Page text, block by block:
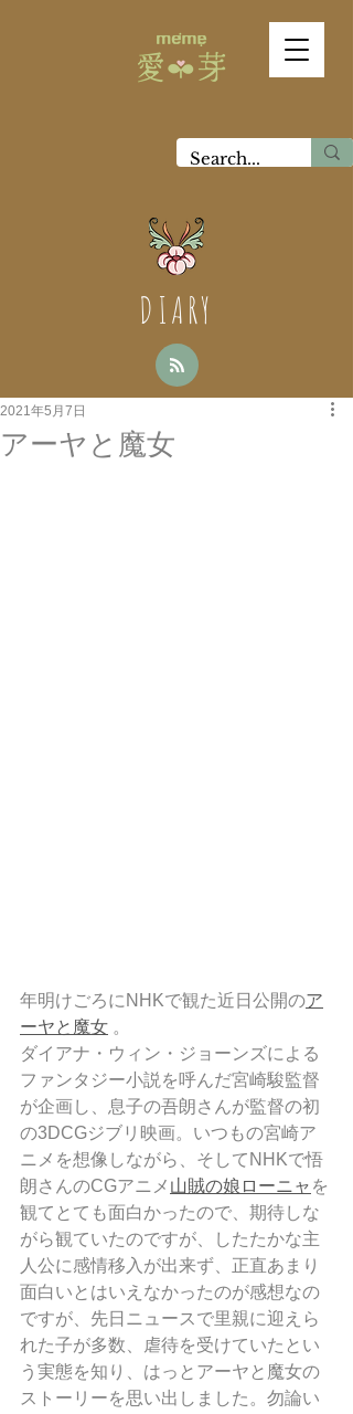
DIARY
アーヤと魔女
2021年5月7日
年明けごろにNHKで観た近日公開のア
ーヤと魔女 。
ダイアナ・ウィン・ジョーンズによる
ファンタジー小説を呼んだ宮崎駿監督
が企画し、息子の吾朗さんが監督の初
の3DCGジブリ映画。いつもの宮崎ア
ニメを想像しながら、そしてNHKで悟
朗さんのCGアニメ 山賊の娘ローニャ を
観てとても面白かったので、期待しな
がら観ていたのですが、したたかな主
人公に感情移入が出来ず、正直あまり
面白いとはいえなかったのが感想なの
ですが、先日ニュースで里親に迎えら
れた子が多数、虐待を受けていたとい
う実態を知り、はっとアーヤと魔女の
ストーリーを思い出しました。勿論い